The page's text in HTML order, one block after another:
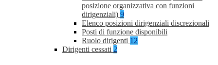
posizione organizzativa con funzioni
dirigenziali) 9
Elenco posizioni dirigenziali discrezionali
Posti di funzione disponibili
Ruolo dirigenti 12
Dirigenti cessati 2